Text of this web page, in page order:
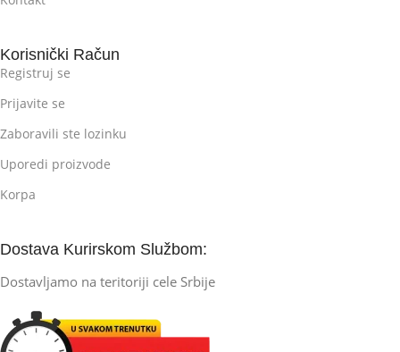
Korisnički Račun
Registruj se
Prijavite se
Zaboravili ste lozinku
Uporedi proizvode
Korpa
Dostava Kurirskom Službom:
Dostavljamo na teritoriji cele Srbije